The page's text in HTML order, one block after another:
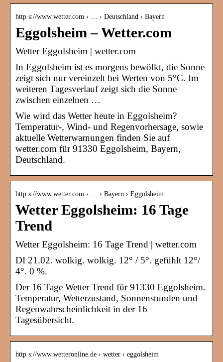
http s://www.wetter.com › … › Deutschland › Bayern
Eggolsheim – Wetter.com
Wetter Eggolsheim | wetter.com
In Eggolsheim ist es morgens bewölkt, die Sonne
zeigt sich nur vereinzelt bei Werten von 5°C. Im
weiteren Tagesverlauf zeigt sich die Sonne
zwischen einzelnen …
Wie wird das Wetter heute in Eggolsheim?
Temperatur-, Wind- und Regenvorhersage, sowie
aktuelle Wetterwarnungen finden Sie auf
wetter.com für 91330 Eggolsheim, Bayern,
Deutschland.
http s://www.wetter.com › … › Bayern › Eggolsheim
Wetter Eggolsheim: 16 Tage
Trend
Wetter Eggolsheim: 16 Tage Trend | wetter.com
DI 21.02. wolkig. wolkig. 12° / 5°. gefühlt 12°/
4°. 0 %.
Der 16 Tage Wetter Trend für 91330 Eggolsheim.
Temperatur, Wetterzustand, Sonnenstunden und
Regenwahrscheinlichkeit in der 16
Tagesübersicht.
http s://www.wetteronline.de › wetter › eggolsheim